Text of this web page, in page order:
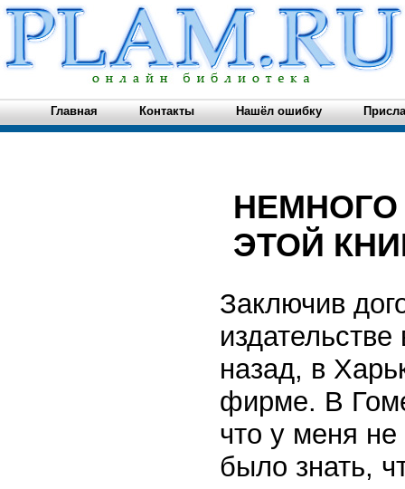
Главная Контакты Нашёл ошибку
ЭТОЙ
Заключив
назад, в
фирме. В
что у меня
было знать,